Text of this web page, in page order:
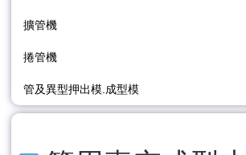
擴管機
捲管機
管及異型押出模.成型模